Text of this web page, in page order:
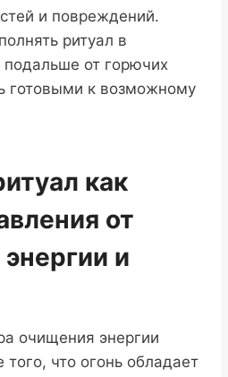
и повреждений.
ритуал в
от горючих
готовыми к возможному
как
от
и
очищения энергии
того, что огонь обладает